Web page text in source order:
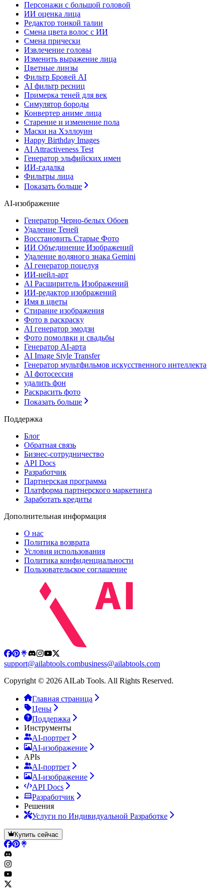
Персонажи с большой головой
ИИ оценка лица
Редактор тонкой талии
Смена цвета волос с ИИ
Смена прически
Извлечение головы
Изменить выражение лица
Цветные линзы
Фильтр Бровей AI
AI фильтр ресниц
Примерка теней для век
Симулятор бороды
Конвертер аниме лица
Старение и изменение пола
Маски на Хэллоуин
Happy Birthday Images
AI Attractiveness Test
Генератор эльфийских имен
ИИ-гадалка
Фильтры лица
Показать больше
AI-изображение
Генератор Черно-белых Обоев
Удаление Теней
Восстановить Старые Фото
ИИ Объединение Изображений
Удаление водяного знака Gemini
AI генератор поцелуя
ИИ-нейл-арт
AI Расширитель Изображений
ИИ-редактор изображений
Имя в цветы
Стирание изображения
Фото в раскраску
AI генератор эмодзи
Фото помолвки и свадьбы
Генератор AI-арта
AI Image Style Transfer
Генератор мультфильмов искусственного интеллекта
AI фотосессия
удалить фон
Раскрасить фото
Показать больше
Поддержка
Блог
Обратная связь
Бизнес-сотрудничество
API Docs
Разработчик
Партнерская программа
Платформа партнерского маркетинга
Заработать кредиты
Дополнительная информация
О нас
Политика возврата
Условия использования
Политика конфиденциальности
Пользовательское соглашение
support@ailabtools.combusiness@ailabtools.com
Copyright © 2026 AILab Tools. All Rights Reserved.
Главная страница
Цены
Поддержка
Инструменты
AI-портрет
AI-изображение
APIs
AI-портрет
AI-изображение
API Docs
Разработчик
Решения
Услуги по Индивидуальной Разработке
Купить сейчас